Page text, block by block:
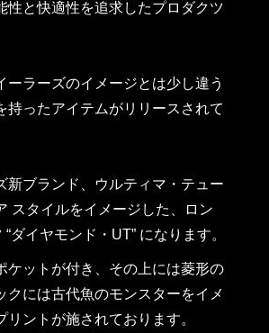
性と快適性を追求したプロダクツ
ーラーズのイメージとは少し違う
持ったアイテムがリリースされて
新ブランド、ウルティマ・テュー
スタイルをイメージした、ロン
ダイヤモンド・UT” になります。
ケットが付き、その上には菱形の
クには古代魚のモンスターをイメ
リントが施されております。